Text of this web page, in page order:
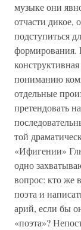
музыке они
отчасти дикое,
подступиться
формирования.
пониманию
отдельные
претендовать
той
«Ифигении»
одно
вопрос: кто же
поэта и
арий, если бы
«поэта»?